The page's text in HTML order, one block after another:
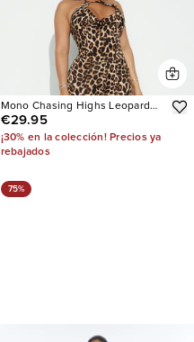
Mono Chasing Highs Leopard
Halter
€29.95
¡30% en la colección! Precios ya
rebajados
75%